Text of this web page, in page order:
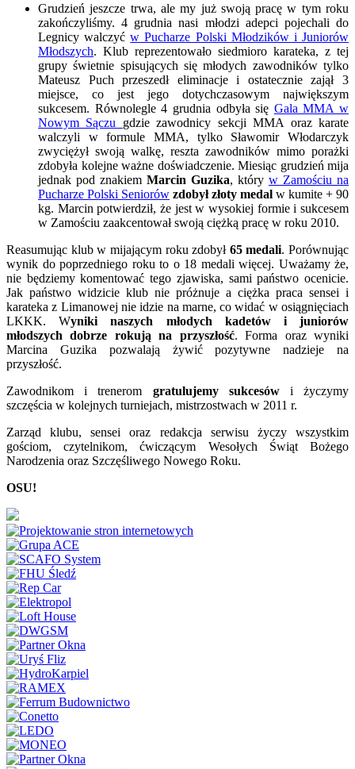
Grudzień jeszcze trwa, ale my już swoją pracę w tym roku
zakończyliśmy. 4 grudnia nasi młodzi adepci pojechali do
Legnicy walczyćw Pucharze Polski Młodzików i Juniorów
Młodszych. Klub reprezentowało siedmioro karateka, z tej
grupy świetnie spisujących się młodych zawodników tylko
Mateusz Puch przeszedł eliminacje i ostatecznie zajął 3
miejsce, co jest jego dotychczasowym największym
sukcesem. Równolegle 4 grudnia odbyła się Gala MMA w
Nowym Sączu gdzie zawodnicy sekcji MMA oraz karate
walczyli w formule MMA, tylko Sławomir Włodarczyk
zwyciężył swoją walkę, reszta zawodników mimo porażki
zdobyła kolejne ważne doświadczenie. Miesiąc grudzień mija
jednak pod znakiem Marcin Guzika, który w Zamościu na
Pucharze Polski Seniorów zdobył złoty medal w kumite + 90
kg. Marcin potwierdził, że jest w wysokiej formie i sukcesem
w Zamościu zaakcentował swoją ciężką pracę w roku 2010.
Reasumując klub w mijającym roku zdobył 65 medali. Porównując
wynik do poprzedniego roku to o 18 medali więcej. Uważamy że,
nie będziemy komentować tego zjawiska, sami państwo ocenicie.
Jak państwo widzicie klub nie próżnuje a ciężka praca sensei i
karateka z Limanowej nie idzie na marne, co widać w osiągnięciach
LKKK. Wyniki naszych młodych kadetów i juniorów
młodszych dobrze rokują na przyszłość. Forma oraz wyniki
Marcina Guzika pozwalają żywić pozytywne nadzieje na
przyszłość.
Zawodnikom i trenerom gratulujemy sukcesówi życzymy
szczęścia w kolejnych turniejach, mistrzostwach w 2011 r.
Zarząd klubu, sensei oraz redakcja serwisu życzy wszystkim
gościom, czytelnikom, ćwiczącym Wesołych Świąt Bożego
Narodzenia oraz Szczęśliwego Nowego Roku.
OSU!